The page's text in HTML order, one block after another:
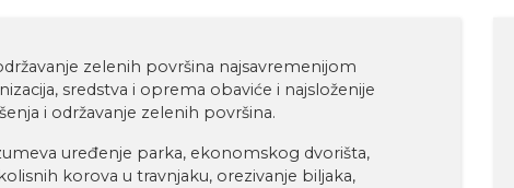
zelenih površina najsavremenijom
sredstva i oprema obaviće i najsloženije
i održavanje zelenih površina.
uređenje parka, ekonomskog dvorišta,
korova u travnjaku, orezivanje biljaka,